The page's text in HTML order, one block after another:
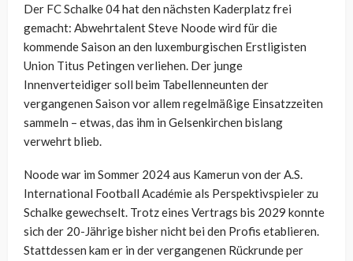
Der FC Schalke 04 hat den nächsten Kaderplatz frei
gemacht: Abwehrtalent Steve Noode wird für die
kommende Saison an den luxemburgischen Erstligisten
Union Titus Petingen verliehen. Der junge
Innenverteidiger soll beim Tabellenneunten der
vergangenen Saison vor allem regelmäßige Einsatzzeiten
sammeln – etwas, das ihm in Gelsenkirchen bislang
verwehrt blieb.
Noode war im Sommer 2024 aus Kamerun von der A.S.
International Football Académie als Perspektivspieler zu
Schalke gewechselt. Trotz eines Vertrags bis 2029 konnte
sich der 20-Jährige bisher nicht bei den Profis etablieren.
Stattdessen kam er in der vergangenen Rückrunde per